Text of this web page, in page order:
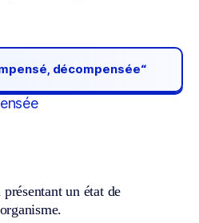
décompensée“
un état de